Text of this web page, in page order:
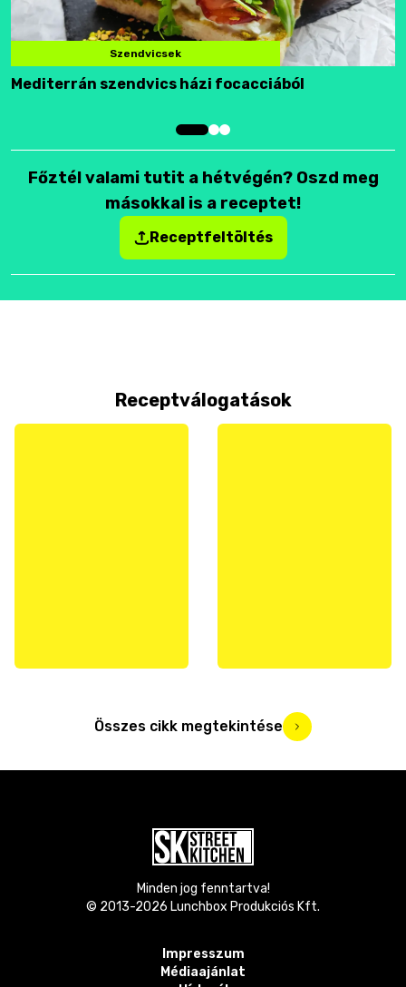
Szendvicsek
Mediterrán szendvics házi focacciából
Főztél valami tutit a hétvégén? Oszd meg
másokkal is a receptet!
Receptfeltöltés
Receptválogatások
Összes cikk megtekintése
Minden jog fenntartva!
© 2013-2026 Lunchbox Produkciós Kft.
Impresszum
Médiaajánlat